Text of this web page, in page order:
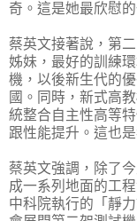
奇。這是她最欣慰的
蔡英文接著說，第
姊妹，最好的訓練
機，以後新生代的
國。同時，新式高
統整合自主性高等
跟性能提升。這也
蔡英文強調，除了
成一系列地面的工
中科院執行的「靜